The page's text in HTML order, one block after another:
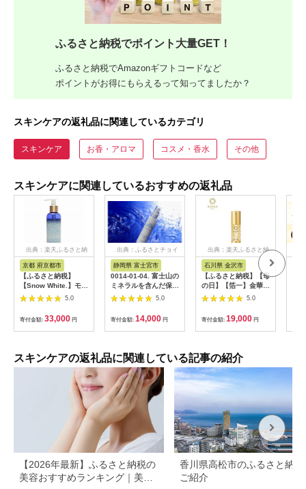
ふるさと納税でポイント大量GET！
ふるさと納税でAmazonギフトコードなど
ポイントがお得にもらえるって知ってましたか？
スキンケアの返礼品に関連しているカテゴリ
スキンケア お香・アロマ コスメ・香水 その他
スキンケアに関連しているおすすめの返礼品
出典：楽天ふるさと納
京都 府京都市
【ふるさと納税】
【Snow White.】モル
フォ リフター＆ミネ
ラリートリートメント
エステ クレンジング
ソープ
5.0
寄付金額: 33,000 円
出典：ふるさとチョイ
静岡県 富士宮市
0014-01-04. 富士山の
ミネラルを含んだ保湿
用全身乳液「ナリアミ
5.0
寄付金額: 14,000 円
出典：楽天ふるさと納
石川県 金沢市
【ふるさと納税】【母
の日】【箔一】金華ゴ
ールド カプセルEX N
｜石川 金沢 加賀百万
石 加賀 百万石 北陸
北陸復興 北陸支援 |
母の日ギフト 贈り物
料 美容液 金 美容 う
るおい 保水 保湿 美肌
女性 ギフト 贈答 プレ
ゼント ご褒美 石川 金
5.0
寄付金額: 19,000 円
スキンケアの返礼品に関連している記事の紹介
【2026年最新】ふるさと納税の
美容おすすめランキング｜美容
香川県高松市のふるさと納税
ご紹介